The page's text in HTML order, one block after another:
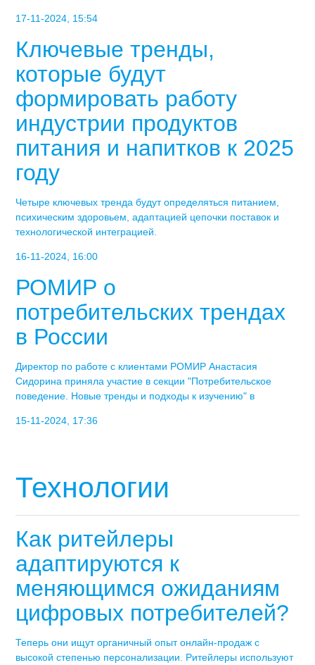
17-11-2024, 15:54
Ключевые тренды,
которые будут
формировать работу
индустрии продуктов
питания и напитков к 2025
году
Четыре ключевых тренда будут определяться питанием,
психическим здоровьем, адаптацией цепочки поставок и
технологической интеграцией.
16-11-2024, 16:00
РОМИР о
потребительских трендах
в России
Директор по работе с клиентами РОМИР Анастасия
Сидорина приняла участие в секции "Потребительское
поведение. Новые тренды и подходы к изучению" в
15-11-2024, 17:36
Технологии
Как ритейлеры
адаптируются к
меняющимся ожиданиям
цифровых потребителей?
Теперь они ищут органичный опыт онлайн-продаж с
высокой степенью персонализации. Ритейлеры используют